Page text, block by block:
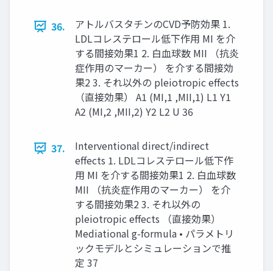
36.
アトルバスタチンのCVD予防効果 1.
LDLコレステロール低下作用 MI を介
する間接効果1 2. 白血球数 MII （抗炎
症作用のマーカー） を介する間接効
果2 3. それ以外の pleiotropic effects
（直接効果） A1 (MI,1 ,MII,1) L1 Y1
A2 (MI,2 ,MII,2) Y2 L2 U 36
37.
Interventional direct/indirect
effects 1. LDLコレステロール低下作
用 MI を介する間接効果1 2. 白血球数
MII （抗炎症作用のマーカー） を介
する間接効果2 3. それ以外の
pleiotropic effects （直接効果）
Mediational g-formula • パラメトリ
ックモデルとシミュレーションで推
定 37